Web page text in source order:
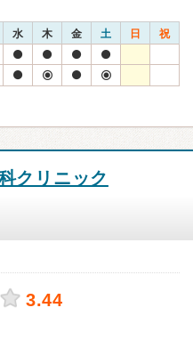
水 木 金 土 日 祝
クリニック
3.44